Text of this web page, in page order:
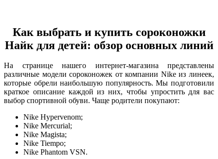
Как выбрать и купить сороконожки
Найк для детей: обзор основных линий
На странице нашего интернет-магазина представлены
различные модели сороконожек от компании Nike из линеек,
которые обрели наибольшую популярность. Мы подготовили
краткое описание каждой из них, чтобы упростить для вас
выбор спортивной обуви. Чаще родители покупают:
Nike Hypervenom;
Nike Mercurial;
Nike Magista;
Nike Tiempo;
Nike Phantom VSN.